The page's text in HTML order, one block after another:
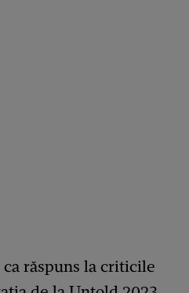
ca răspuns la criticile